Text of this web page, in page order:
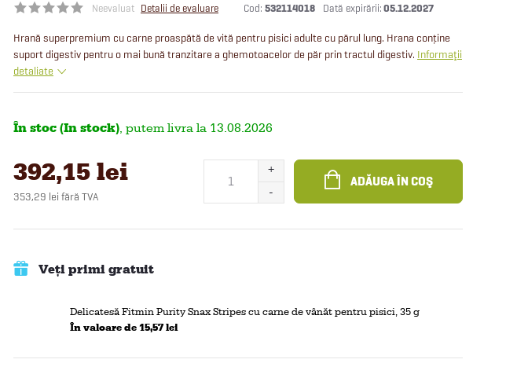
Neevaluat Detalii de evaluare Cod: 532114018 05.12.2027
Hrană superpremium cu carne proaspătă de vită pentru pisici adulte cu părul lung. Hrana conține
suport digestiv pentru o mai bună tranzitare a ghemotoacelor de păr prin tractul digestiv. Informaţii
detaliate
În stoc (In stock) 13.08.2026
392,15 lei
353,29 lei fără TVA
preţ:
ADĂUGA ÎN COŞ
Veți primi gratuit
Delicatesă Fitmin Purity Snax Stripes cu carne de vânăt pentru pisici, 35 g
În valoare de 15,57 lei